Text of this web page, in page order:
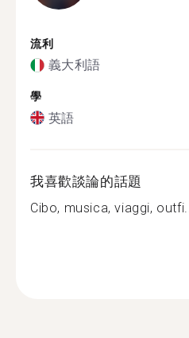
流利
義大利語
學
英語
我喜歡談論的話題
Cibo, musica, viaggi, outfi...